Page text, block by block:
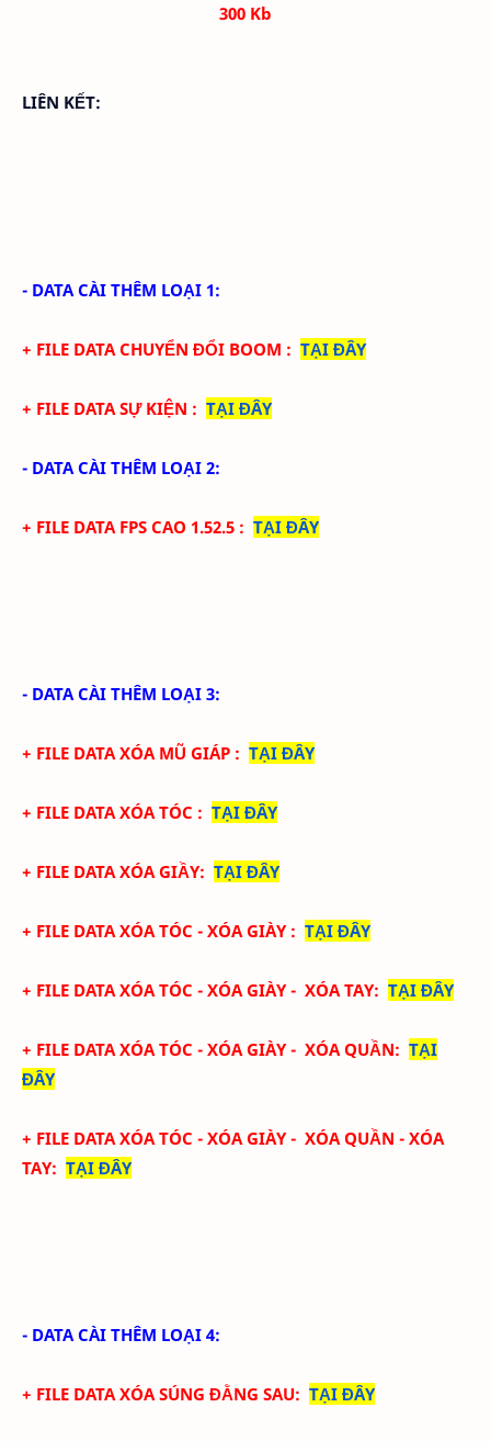
300 Kb
LIÊN KẾT:
- DATA CÀI THÊM LOẠI 1:
+ FILE DATA CHUYỂN ĐỔI BOOM : TẠI ĐÂY
+ FILE DATA SỰ KIỆN : TẠI ĐÂY
- DATA CÀI THÊM LOẠI 2:
+ FILE DATA FPS CAO 1.52.5 : TẠI ĐÂY
- DATA CÀI THÊM LOẠI 3:
+ FILE DATA XÓA MŨ GIÁP : TẠI ĐÂY
+ FILE DATA XÓA TÓC : TẠI ĐÂY
+ FILE DATA XÓA GIẦY: TẠI ĐÂY
+ FILE DATA XÓA TÓC - XÓA GIÀY : TẠI ĐÂY
+ FILE DATA XÓA TÓC - XÓA GIÀY - XÓA TAY: TẠI ĐÂY
+ FILE DATA XÓA TÓC - XÓA GIÀY - XÓA QUẦN: TẠI
ĐÂY
+ FILE DATA XÓA TÓC - XÓA GIÀY - XÓA QUẦN - XÓA
TAY: TẠI ĐÂY
- DATA CÀI THÊM LOẠI 4:
+ FILE DATA XÓA SÚNG ĐẰNG SAU: TẠI ĐÂY